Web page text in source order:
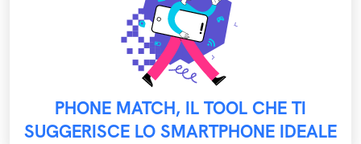
PHONE MATCH, IL TOOL CHE TI
SUGGERISCE LO SMARTPHONE IDEALE